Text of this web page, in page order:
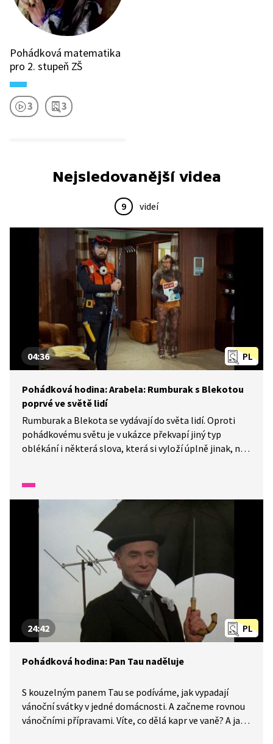
Pohádková matematika
pro 2. stupeň ZŠ
3 3
Nejsledovanější videa
9 videí
PL
04:36
Pohádková hodina: Arabela: Rumburak s Blekotou
poprvé ve světě lidí
Rumburak a Blekota se vydávají do světa lidí. Oproti
pohádkovému světu je v ukázce překvapí jiný typ
oblékání i některá slova, která si vyloží úplně jinak, než
PL
24:42
Pohádková hodina: Pan Tau naděluje
S kouzelným panem Tau se podíváme, jak vypadají
vánoční svátky v jedné domácnosti. A začneme rovnou
vánočními přípravami. Víte, co dělá kapr ve vaně? A jak